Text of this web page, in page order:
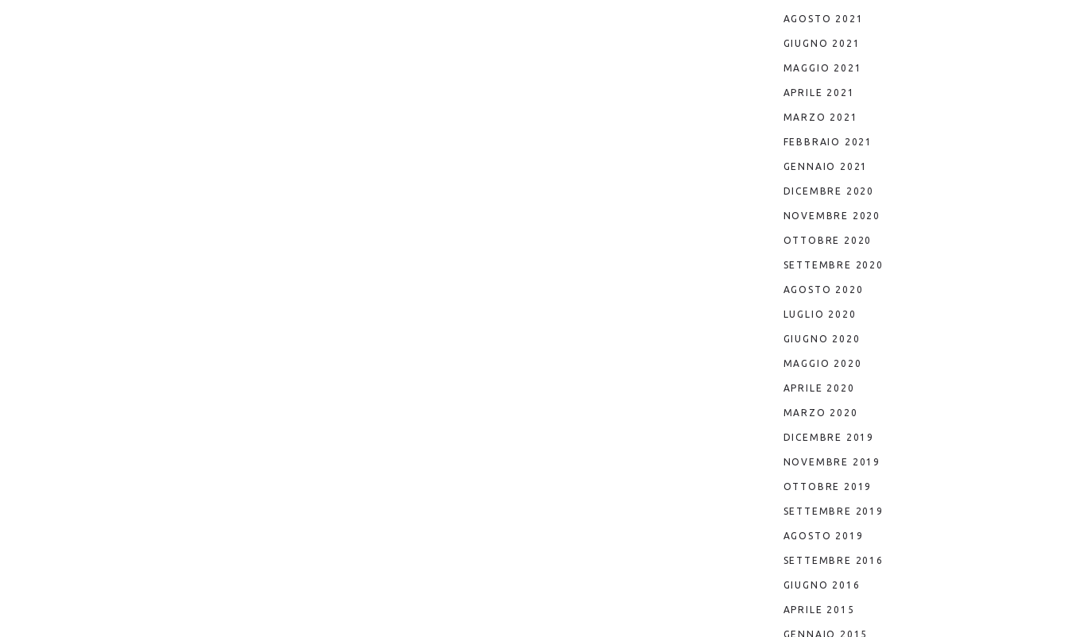
AGOSTO 2021
GIUGNO 2021
MAGGIO 2021
APRILE 2021
MARZO 2021
FEBBRAIO 2021
GENNAIO 2021
DICEMBRE 2020
NOVEMBRE 2020
OTTOBRE 2020
SETTEMBRE 2020
AGOSTO 2020
LUGLIO 2020
GIUGNO 2020
MAGGIO 2020
APRILE 2020
MARZO 2020
DICEMBRE 2019
NOVEMBRE 2019
OTTOBRE 2019
SETTEMBRE 2019
AGOSTO 2019
SETTEMBRE 2016
GIUGNO 2016
APRILE 2015
GENNAIO 2015